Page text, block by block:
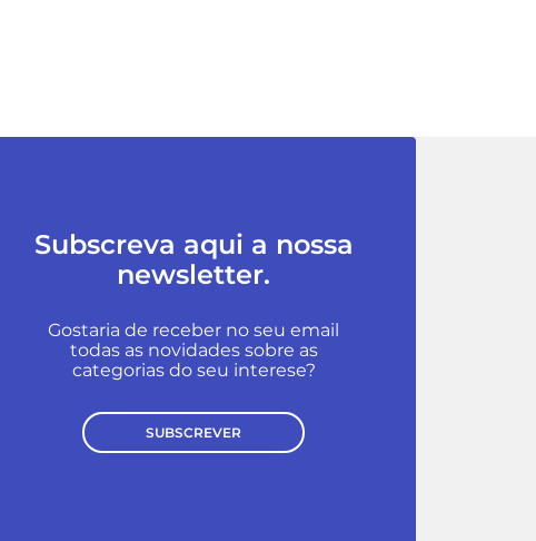
Subscreva aqui a nossa
newsletter.
Gostaria de receber no seu email
todas as novidades sobre as
categorias do seu interese?
SUBSCREVER